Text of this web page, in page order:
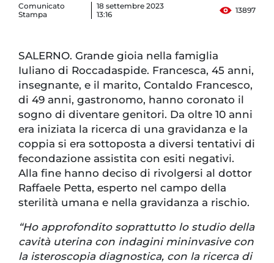
Comunicato
Stampa
18 settembre 2023
13:16
13897
SALERNO. Grande gioia nella famiglia
Iuliano di Roccadaspide. Francesca, 45 anni,
insegnante, e il marito, Contaldo Francesco,
di 49 anni, gastronomo, hanno coronato il
sogno di diventare genitori. Da oltre 10 anni
era iniziata la ricerca di una gravidanza e la
coppia si era sottoposta a diversi tentativi di
fecondazione assistita con esiti negativi.
Alla fine hanno deciso di rivolgersi al dottor
Raffaele Petta, esperto nel campo della
sterilità umana e nella gravidanza a rischio.
“Ho approfondito soprattutto lo studio della
cavità uterina con indagini mininvasive con
la isteroscopia diagnostica, con la ricerca di